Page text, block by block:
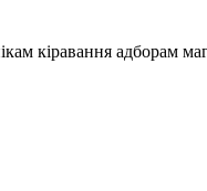
кіравання адборам